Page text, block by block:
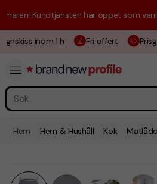
Kundtjänsten har öppet som vanligt
inom 1 h Fri offert
Hem Hem & Hushåll Kök